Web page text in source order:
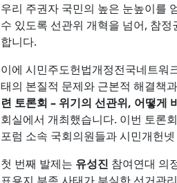
우리 주권자 국민의 높은 눈높이를
수 있도록 선관위 개혁을 넘어, 참
합니다.
이에 시민주도헌법개정전국네트워
태의 본질적 문제와 근본적 해결책
련 토론회 – 위기의 선관위, 어떻게
회실에서 개최했습니다. 이번 토론
포럼 소속 국회의원들과 시민개헌
첫 번째 발제는 유성진 참여연대 의